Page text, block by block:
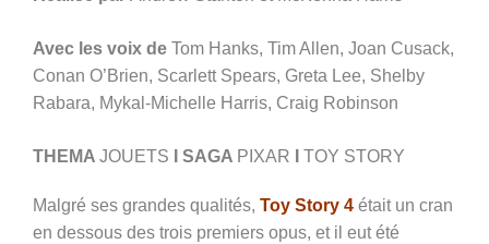
Avec les voix de Tom Hanks, Tim Allen, Joan Cusack,
Conan O’Brien, Scarlett Spears, Greta Lee, Shelby
Rabara, Mykal-Michelle Harris, Craig Robinson
THEMA JOUETS I SAGA PIXAR TOY STORY
Malgré ses grandes qualités, Toy Story 4 était un cran
en dessous des trois premiers opus, et il eut été